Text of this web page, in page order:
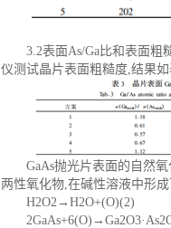
3 2表面As/Ga比和表面粗
仪测试晶片表面粗糙度,结果如
GaAs抛光片表面的自然
两性氧化物,在碱性溶液中形
H2O2→H2O+(O)(2)